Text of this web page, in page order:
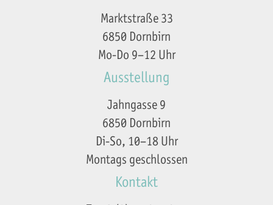
Marktstraße 33
6850 Dornbirn
Mo-Do 9–12 Uhr
Ausstellung
Jahngasse 9
6850 Dornbirn
Di-So, 10–18 Uhr
Montags geschlossen
Kontakt